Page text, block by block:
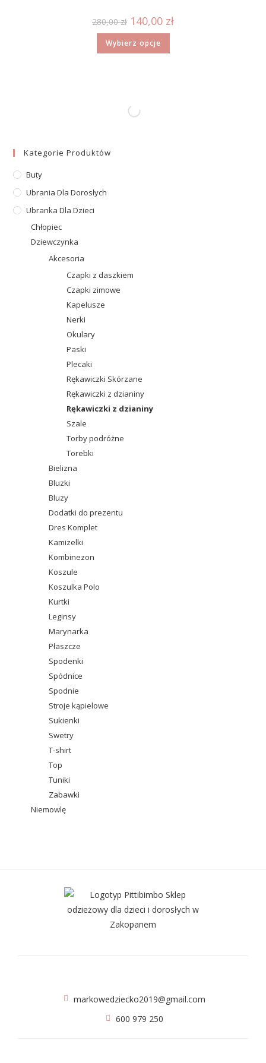
280,00zł 140,00 zł
Wybierz opcje
Kategorie Produktów
Buty
Ubrania Dla Dorosłych
Ubranka Dla Dzieci
Chłopiec
Dziewczynka
Akcesoria
Czapki z daszkiem
Czapki zimowe
Kapelusze
Nerki
Okulary
Paski
Plecaki
Rękawiczki Skórzane
Rękawiczki z dzianiny
Rękawiczki z dzianiny
Szale
Torby podróżne
Torebki
Bielizna
Bluzki
Bluzy
Dodatki do prezentu
Dres Komplet
Kamizelki
Kombinezon
Koszule
Koszulka Polo
Kurtki
Leginsy
Marynarka
Płaszcze
Spodenki
Spódnice
Spodnie
Stroje kąpielowe
Sukienki
Swetry
T-shirt
Top
Tuniki
Zabawki
Niemowlę
markowedziecko2019@gmail.com
600 979 250